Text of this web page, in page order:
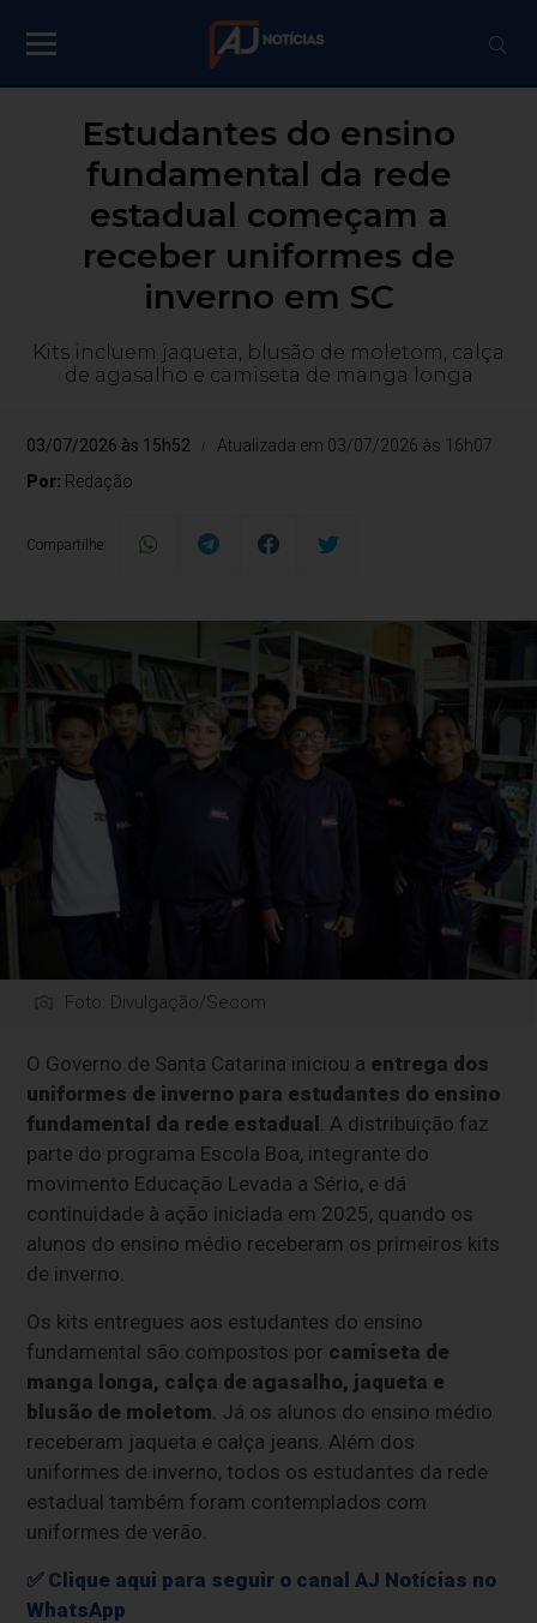
Estudantes do ensino
fundamental da rede
estadual começam a
receber uniformes de
inverno em SC
Kits incluem jaqueta, blusão de moletom, calça
de agasalho e camiseta de manga longa
03/07/2026 às 15h52
Atualizada em 03/07/2026 às 16h07
Por: Redação
Compartilhe:
Foto: Divulgação/Secom
O Governo de Santa Catarina iniciou a entrega dos
uniformes de inverno para estudantes do ensino
fundamental da rede estadual . A distribuição faz
parte do programa Escola Boa, integrante do
movimento Educação Levada a Sério, e dá
continuidade à ação iniciada em 2025, quando os
alunos do ensino médio receberam os primeiros kits
de inverno.
Os kits entregues aos estudantes do ensino
fundamental são compostos por camiseta de
manga longa, calça de agasalho, jaqueta e
blusão de moletom . Já os alunos do ensino médio
receberam jaqueta e calça jeans. Além dos
uniformes de inverno, todos os estudantes da rede
estadual também foram contemplados com
uniformes de verão.
✅ Clique aqui para seguir o canal AJ Notícias no
WhatsApp